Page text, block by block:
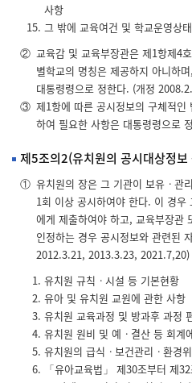
사항
그 밖에 교육여건 및 학교운영상
② 교육감 및 교육부장관은 제1항제4
별학교의 명칭은 제공하지 아니하
대통령령으로 정한다. (개정
③ 제1항에 따른 공시정보의 구체적
하여 필요한 사항은 대통령령으로
제5조의2(유치원의 공시대상정보
① 유치원의 장은 그 기관이 보유ㆍ관
1회 이상 공시하여야 한다. 이 경
에게 제출하여야 하고, 교육부장관
인정하는 경우 공시정보와 관련된
2012.3.21, 2013.3.23, 2021.7,20)
유치원 규칙ㆍ시설 등 기본현황
유아 및 유치원 교원에 관한 사항
유치원 교육과정 및 방과후 과정
유치원 원비 및 예ㆍ결산 등 회계
유치원의 급식ㆍ보건관리ㆍ환경
「유아교육법」 제30조부터 제